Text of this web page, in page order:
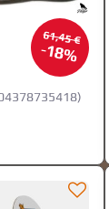
61,45 €
18%